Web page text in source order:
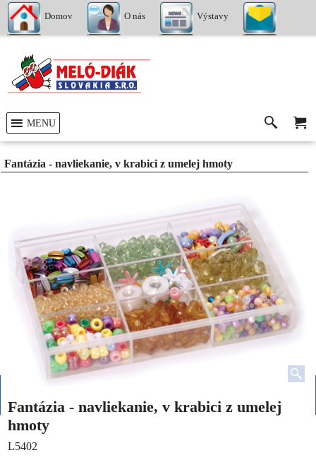
Domov O nás Výstavy
MENU
Fantázia - navliekanie, v krabici z umelej hmoty
Fantázia - navliekanie, v krabici z umelej
hmoty
L5402